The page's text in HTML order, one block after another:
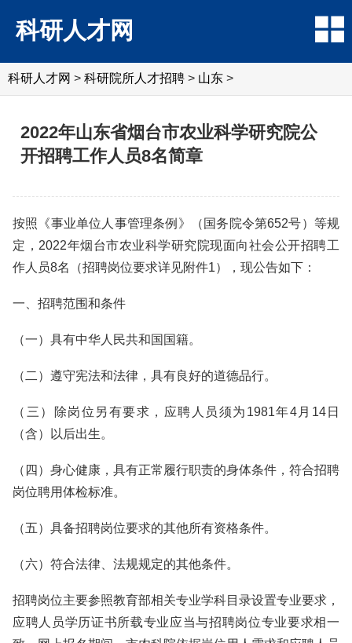
科研人才网
科研人才网 > 科研院所人才招聘 > 山东 >
2022年山东省烟台市农业科学研究院公
开招聘工作人员8名简章
按照《事业单位人事管理条例》（国务院令第652号）等规
定，2022年烟台市农业科学研究院现面向社会公开招聘工
作人员8名（招聘岗位要求详见附件1），现公告如下：
一、招聘范围和条件
（一）具有中华人民共和国国籍。
（二）遵守宪法和法律，具有良好的道德品行。
（三）除岗位另有要求，应聘人员须为1981年4月14日
（含）以后出生。
（四）身心健康，具有正常履行职责的身体条件，符合招聘
岗位聘用体检标准。
（五）具备招聘岗位要求的其他所有资格条件。
（六）符合法律、法规规定的其他条件。
招聘岗位主要参照教育部相关专业学科目录设置专业要求，
应聘人员学历证书所载专业应当与招聘岗位专业要求相一